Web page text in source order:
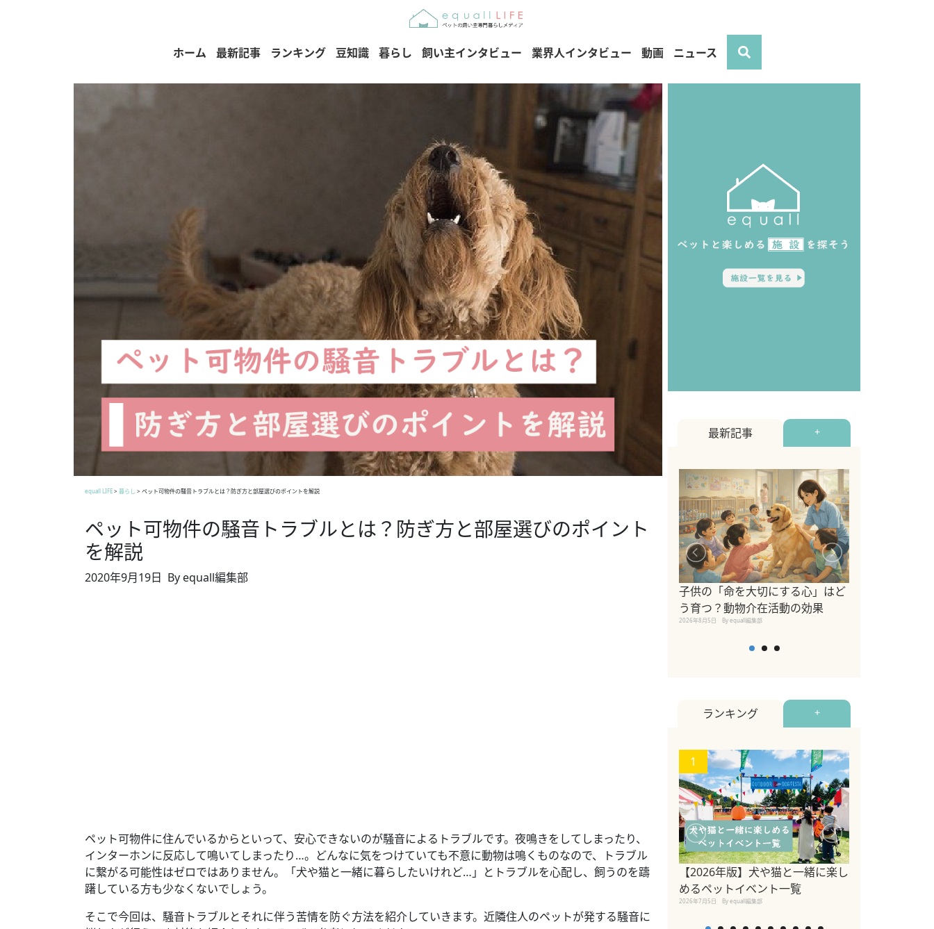
ホーム 最新記事 ランキング 豆知識 暮らし 飼い主インタビュー 業界人インタビュー 動画 ニュース
equall LIFE> 暮らし > ペット可物件の騒音トラブルとは？防ぎ方と部屋選びのポイントを解説
ペット可物件の騒音トラブルとは？防ぎ方と部屋選びのポイント
を解説
2020年9月19日 By equall編集部
ペット可物件に住んでいるからといって、安心できないのが騒音によるトラブルです。夜鳴きをしてしまったり、
インターホンに反応して鳴いてしまったり…。どんなに気をつけていても不意に動物は鳴くものなので、トラブル
に繋がる可能性はゼロではありません。「犬や猫と一緒に暮らしたいけれど…」とトラブルを心配し、飼うのを躊
躇している方も少なくないでしょう。
そこで今回は、騒音トラブルとそれに伴う苦情を防ぐ方法を紹介していきます。近隣住人のペットが発する騒音に
最新記事 +
子供の「命を大切にする心」はど
う育つ？動物介在活動の効果
2026年8月5日 By equall編集部
ランキング +
1
【2026年版】犬や猫と一緒に楽し
めるペットイベント一覧
2026年7月5日 By equall編集部